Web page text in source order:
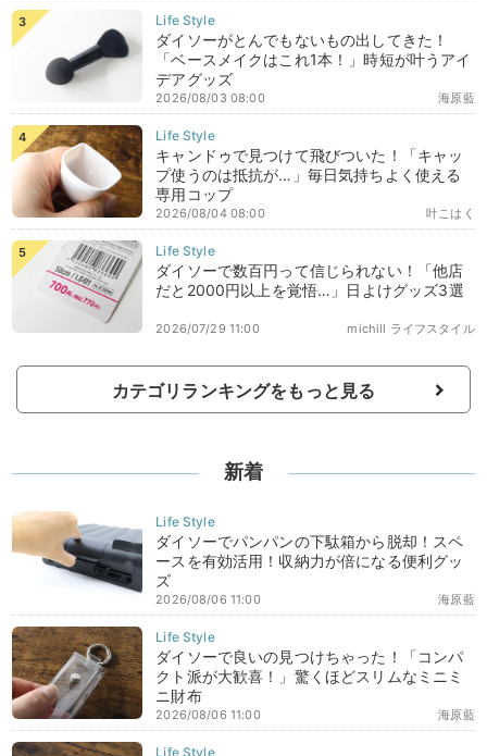
ダイソーがとんでもないもの出してきた！
「ベースメイクはこれ1本！」時短が叶うアイ
デアグッズ
海原藍
2026/08/03 08:00
キャンドゥで見つけて飛びついた！「キャッ
プ使うのは抵抗が…」毎日気持ちよく使える
専用コップ
叶こはく
2026/08/04 08:00
ダイソーで数百円って信じられない！「他店
だと2000円以上を覚悟…」日よけグッズ3選
michill ライフスタイル
2026/07/29 11:00
カテゴリランキングをもっと見る
新着
ダイソーでパンパンの下駄箱から脱却！スペ
ースを有効活用！収納力が倍になる便利グッ
ズ
海原藍
2026/08/06 11:00
ダイソーで良いの見つけちゃった！「コンパ
クト派が大歓喜！」驚くほどスリムなミニミ
ニ財布
海原藍
2026/08/06 11:00